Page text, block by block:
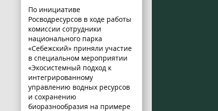
По инициативе
Росводресурсов в ходе работы
комиссии сотрудники
национального парка
«Себежский» приняли участие
в специальном мероприятии
«Экосистемный подход к
интегрированному
управлению водных ресурсов
и сохранению
биоразнообразия на примере